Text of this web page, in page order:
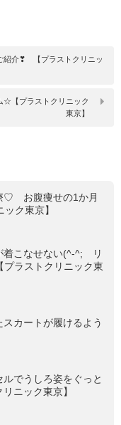
紹介❣ 【プラストクリニッ
☆【プラストクリニック
東京】
♡ お腹痩せの1か月
ク東京】
着こなせない(^-^; リ
ラストクリニック東
カートが履けるよう
でうしろ姿をぐっと
ニック東京】